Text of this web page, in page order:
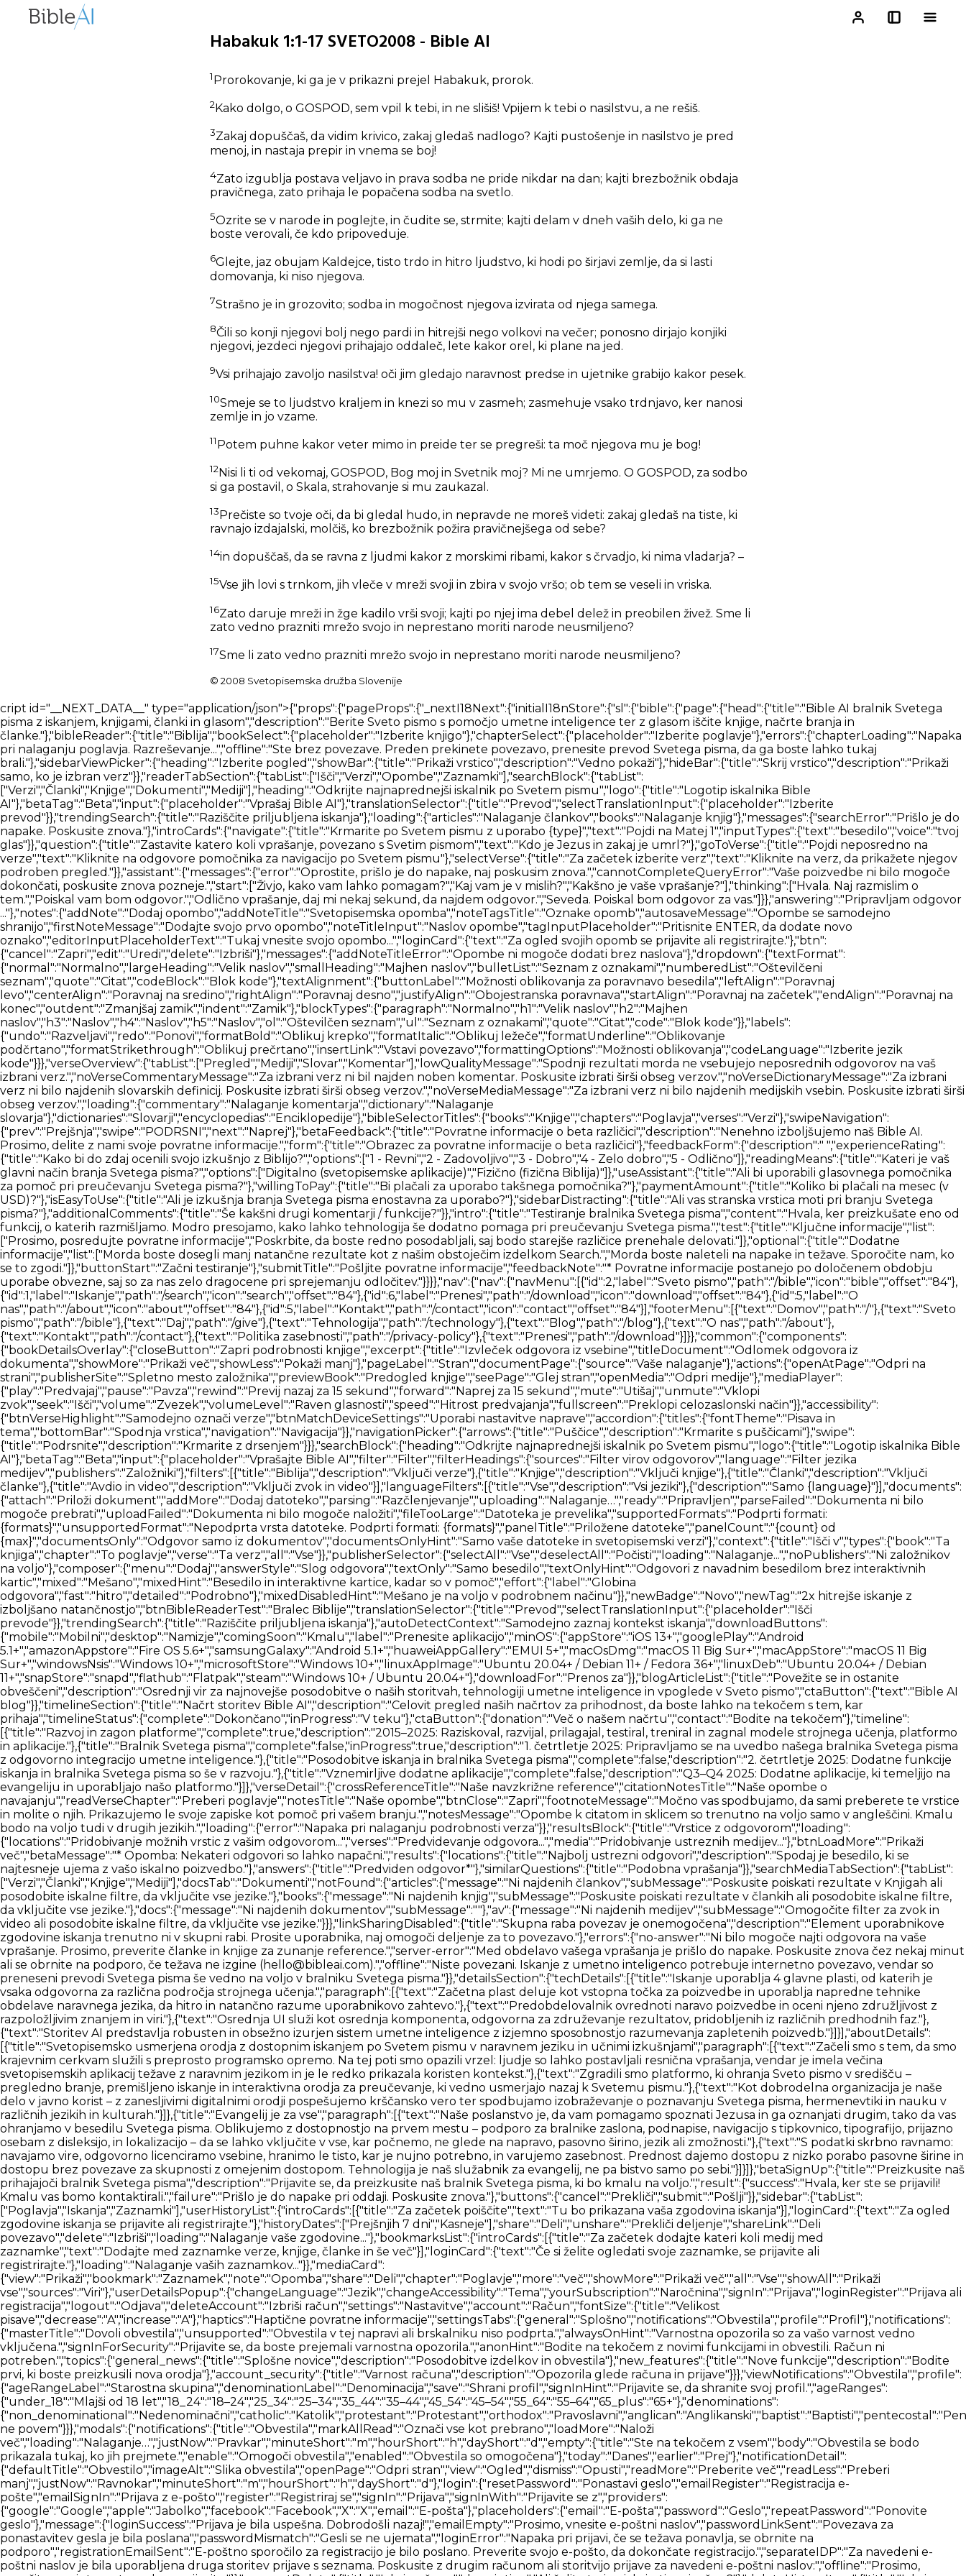
Habakuk 1:1-17 SVETO2008 - Bible AI
1Prorokovanje, ki ga je v prikazni prejel Habakuk, prorok.
2 Kako dolgo, o GOSPOD, sem vpil k tebi, in ne slišiš! Vpijem k tebi o nasilstvu, a ne rešiš.
3Zakaj dopuščaš, da vidim krivico, zakaj gledaš nadlogo? Kajti pustošenje in nasilstvo je pred
menoj, in nastaja prepir in vnema se boj!
4Zato izgublja postava veljavo in prava sodba ne pride nikdar na dan; kajti brezbožnik obdaja
pravičnega, zato prihaja le popačena sodba na svetlo.
5Ozrite se v narode in poglejte, in čudite se, strmite; kajti delam v dneh vaših delo, ki ga ne
boste verovali, če kdo pripoveduje.
6Glejte, jaz obujam Kaldejce, tisto trdo in hitro ljudstvo, ki hodi po širjavi zemlje, da si lasti
domovanja, ki niso njegova.
7Strašno je in grozovito; sodba in mogočnost njegova izvirata od njega samega.
8Čili so konji njegovi bolj nego pardi in hitrejši nego volkovi na večer; ponosno dirjajo konjiki
njegovi, jezdeci njegovi prihajajo oddaleč, lete kakor orel, ki plane na jed.
9Vsi prihajajo zavoljo nasilstva! oči jim gledajo naravnost predse in ujetnike grabijo kakor pesek.
10Smeje se to ljudstvo kraljem in knezi so mu v zasmeh; zasmehuje vsako trdnjavo, ker nanosi
zemlje in jo vzame.
11 Potem puhne kakor veter mimo in preide ter se pregreši: ta moč njegova mu je bog!
12Nisi li ti od vekomaj, GOSPOD, Bog moj in Svetnik moj? Mi ne umrjemo. O GOSPOD, za sodbo
si ga postavil, o Skala, strahovanje si mu zaukazal.
13Prečiste so tvoje oči, da bi gledal hudo, in nepravde ne moreš videti: zakaj gledaš na tiste, ki
ravnajo izdajalski, molčiš, ko brezbožnik požira pravičnejšega od sebe?
14in dopuščaš, da se ravna z ljudmi kakor z morskimi ribami, kakor s črvadjo, ki nima vladarja? –
15Vse jih lovi s trnkom, jih vleče v mreži svoji in zbira v svojo vršo; ob tem se veseli in vriska.
16Zato daruje mreži in žge kadilo vrši svoji; kajti po njej ima debel delež in preobilen živež. Sme li
zato vedno prazniti mrežo svojo in neprestano moriti narode neusmiljeno?
17Sme li zato vedno prazniti mrežo svojo in neprestano moriti narode neusmiljeno?
© 2008 Svetopisemska družba Slovenije
cript id="__NEXT_DATA__" type="application/json">{"props":{"pageProps":{"_nextI18Next":{"initialI18nStore":{"sl":{"bible":{"page":{"head":{"title":"Bible AI bralnik Svetega pisma z iskanjem, knjigami, članki in glasom","description":"Berite Sveto pismo s pomočjo umetne inteligence ter z glasom iščite knjige, načrte branja in članke."},"bibleReader":{"title":"Biblija","bookSelect":{"placeholder":"Izberite knjigo"},"chapterSelect":{"placeholder":"Izberite poglavje"},"errors":{"chapterLoading":"Napaka pri nalaganju poglavja. Razreševanje...","offline":"Ste brez povezave. Preden prekinete povezavo, prenesite prevod Svetega pisma, da ga boste lahko tukaj brali."},"sidebarViewPicker":{"heading":"Izberite pogled","showBar":{"title":"Prikaži vrstico","description":"Vedno pokaži"},"hideBar":{"title":"Skrij vrstico","description":"Prikaži samo, ko je izbran verz"}},"readerTabSection":{"tabList":["Išči","Verzi","Opombe","Zaznamki"],"searchBlock":{"tabList":["Verzi","Članki","Knjige","Dokumenti","Mediji"],"heading":"Odkrijte najnaprednejši iskalnik po Svetem pismu","logo":{"title":"Logotip iskalnika Bible AI"},"betaTag":"Beta","input":{"placeholder":"Vprašaj Bible AI"},"translationSelector":{"title":"Prevod","selectTranslationInput":{"placeholder":"Izberite prevod"}},"trendingSearch":{"title":"Raziščite priljubljena iskanja"},"loading":{"articles":"Nalaganje člankov","books":"Nalaganje knjig"},"messages":{"searchError":"Prišlo je do napake. Poskusite znova."},"introCards":{"navigate":{"title":"Krmarite po Svetem pismu z uporabo {type}","text":"Pojdi na Matej 1","inputTypes":{"text":"besedilo","voice":"tvoj glas"}},"question":{"title":"Zastavite katero koli vprašanje, povezano s Svetim pismom","text":"Kdo je Jezus in zakaj je umrl?"},"goToVerse":{"title":"Pojdi neposredno na verze","text":"Kliknite na odgovore pomočnika za navigacijo po Svetem pismu"},"selectVerse":{"title":"Za začetek izberite verz","text":"Kliknite na verz, da prikažete njegov podroben pregled."}},"assistant":{"messages":{"error":"Oprostite, prišlo je do napake, naj poskusim znova.","cannotCompleteQueryError":"Vaše poizvedbe ni bilo mogoče dokončati, poskusite znova pozneje.","start":["Živjo, kako vam lahko pomagam?","Kaj vam je v mislih?","Kakšno je vaše vprašanje?"],"thinking":["Hvala. Naj razmislim o tem.","Poiskal vam bom odgovor.","Odlično vprašanje, daj mi nekaj sekund, da najdem odgovor.","Seveda. Poiskal bom odgovor za vas."]}},"answering":"Pripravljam odgovor ..."},"notes":{"addNote":"Dodaj opombo","addNoteTitle":"Svetopisemska opomba","noteTagsTitle":"Oznake opomb","autosaveMessage":"Opombe se samodejno shranijo","firstNoteMessage":"Dodajte svojo prvo opombo","noteTitleInput":"Naslov opombe","tagInputPlaceholder":"Pritisnite ENTER, da dodate novo oznako","editorInputPlaceholderText":"Tukaj vnesite svojo opombo...","loginCard":{"text":"Za ogled svojih opomb se prijavite ali registrirajte."},"btn":{"cancel":"Zapri","edit":"Uredi","delete":"Izbriši"},"messages":{"addNoteTitleError":"Opombe ni mogoče dodati brez naslova"},"dropdown":{"textFormat":{"normal":"Normalno","largeHeading":"Velik naslov","smallHeading":"Majhen naslov","bulletList":"Seznam z oznakami","numberedList":"Oštevilčeni seznam","quote":"Citat","codeBlock":"Blok kode"},"textAlignment":{"buttonLabel":"Možnosti oblikovanja za poravnavo besedila","leftAlign":"Poravnaj levo","centerAlign":"Poravnaj na sredino","rightAlign":"Poravnaj desno","justifyAlign":"Obojestranska poravnava","startAlign":"Poravnaj na začetek","endAlign":"Poravnaj na konec","outdent":"Zmanjšaj zamik","indent":"Zamik"},"blockTypes":{"paragraph":"Normalno","h1":"Velik naslov","h2":"Majhen naslov","h3":"Naslov","h4":"Naslov","h5":"Naslov","ol":"Oštevilčen seznam","ul":"Seznam z oznakami","quote":"Citat","code":"Blok kode"}},"labels":{"undo":"Razveljavi","redo":"Ponovi","formatBold":"Oblikuj krepko","formatItalic":"Oblikuj ležeče","formatUnderline":"Oblikovanje podčrtano","formatStrikethrough":"Oblikuj prečrtano","insertLink":"Vstavi povezavo","formattingOptions":"Možnosti oblikovanja","codeLanguage":"Izberite jezik kode"}}},"verseOverview":{"tabList":["Pregled","Mediji","Slovar","Komentar"],"lowQualityMessage":"Spodnji rezultati morda ne vsebujejo neposrednih odgovorov na vaš izbrani verz.","noVerseCommentaryMessage":"Za izbrani verz ni bil najden noben komentar. Poskusite izbrati širši obseg verzov.","noVerseDictionaryMessage":"Za izbrani verz ni bilo najdenih slovarskih definicij. Poskusite izbrati širši obseg verzov.","noVerseMediaMessage":"Za izbrani verz ni bilo najdenih medijskih vsebin. Poskusite izbrati širši obseg verzov.","loading":{"commentary":"Nalaganje komentarja","dictionary":"Nalaganje slovarja"},"dictionaries":"Slovarji","encyclopedias":"Enciklopedije"},"bibleSelectorTitles":{"books":"Knjige","chapters":"Poglavja","verses":"Verzi"},"swipeNavigation":{"prev":"Prejšnja","swipe":"PODRSNI","next":"Naprej"},"betaFeedback":{"title":"Povratne informacije o beta različici","description":"Nenehno izboljšujemo naš Bible AI. Prosimo, delite z nami svoje povratne informacije.","form":{"title":"Obrazec za povratne informacije o beta različici"},"feedbackForm":{"description":" ","experienceRating":{"title":"Kako bi do zdaj ocenili svojo izkušnjo z Biblijo?","options":["1 - Revni","2 - Zadovoljivo","3 - Dobro","4 - Zelo dobro","5 - Odlično"]},"readingMeans":{"title":"Kateri je vaš glavni način branja Svetega pisma?","options":["Digitalno (svetopisemske aplikacije)","Fizično (fizična Biblija)"]},"useAssistant":{"title":"Ali bi uporabili glasovnega pomočnika za pomoč pri preučevanju Svetega pisma?"},"willingToPay":{"title":"Bi plačali za uporabo takšnega pomočnika?"},"paymentAmount":{"title":"Koliko bi plačali na mesec (v USD)?"},"isEasyToUse":{"title":"Ali je izkušnja branja Svetega pisma enostavna za uporabo?"},"sidebarDistracting":{"title":"Ali vas stranska vrstica moti pri branju Svetega pisma?"},"additionalComments":{"title":"Še kakšni drugi komentarji / funkcije?"}},"intro":{"title":"Testiranje bralnika Svetega pisma","content":"Hvala, ker preizkušate eno od funkcij, o katerih razmišljamo. Modro presojamo, kako lahko tehnologija še dodatno pomaga pri preučevanju Svetega pisma.","test":{"title":"Ključne informacije","list":["Prosimo, posredujte povratne informacije","Poskrbite, da boste redno posodabljali, saj bodo starejše različice prenehale delovati."]},"optional":{"title":"Dodatne informacije","list":["Morda boste dosegli manj natančne rezultate kot z našim obstoječim izdelkom Search.","Morda boste naleteli na napake in težave. Sporočite nam, ko se to zgodi."]},"buttonStart":"Začni testiranje"},"submitTitle":"Pošljite povratne informacije","feedbackNote":"* Povratne informacije postanejo po določenem obdobju uporabe obvezne, saj so za nas zelo dragocene pri sprejemanju odločitev."}}}},"nav":{"nav":{"navMenu":[{"id":2,"label":"Sveto pismo","path":"/bible","icon":"bible","offset":"84"},{"id":1,"label":"Iskanje","path":"/search","icon":"search","offset":"84"},{"id":6,"label":"Prenesi","path":"/download","icon":"download","offset":"84"},{"id":5,"label":"O nas","path":"/about","icon":"about","offset":"84"},{"id":5,"label":"Kontakt","path":"/contact","icon":"contact","offset":"84"}],"footerMenu":[{"text":"Domov","path":"/"},{"text":"Sveto pismo","path":"/bible"},{"text":"Daj","path":"/give"},{"text":"Tehnologija","path":"/technology"},{"text":"Blog","path":"/blog"},{"text":"O nas","path":"/about"},{"text":"Kontakt","path":"/contact"},{"text":"Politika zasebnosti","path":"/privacy-policy"},{"text":"Prenesi","path":"/download"}]}},"common":{"components":{"bookDetailsOverlay":{"closeButton":"Zapri podrobnosti knjige","excerpt":{"title":"Izvleček odgovora iz vsebine","titleDocument":"Odlomek odgovora iz dokumenta","showMore":"Prikaži več","showLess":"Pokaži manj"},"pageLabel":"Stran","documentPage":{"source":"Vaše nalaganje"},"actions":{"openAtPage":"Odpri na strani","publisherSite":"Spletno mesto založnika","previewBook":"Predogled knjige","seePage":"Glej stran","openMedia":"Odpri medije"},"mediaPlayer":{"play":"Predvajaj","pause":"Pavza","rewind":"Previj nazaj za 15 sekund","forward":"Naprej za 15 sekund","mute":"Utišaj","unmute":"Vklopi zvok","seek":"Išči","volume":"Zvezek","volumeLevel":"Raven glasnosti","speed":"Hitrost predvajanja","fullscreen":"Preklopi celozaslonski način"}},"accessibility":{"btnVerseHighlight":"Samodejno označi verze","btnMatchDeviceSettings":"Uporabi nastavitve naprave","accordion":{"titles":{"fontTheme":"Pisava in tema","bottomBar":"Spodnja vrstica","navigation":"Navigacija"}},"navigationPicker":{"arrows":{"title":"Puščice","description":"Krmarite s puščicami"},"swipe":{"title":"Podrsnite","description":"Krmarite z drsenjem"}}},"searchBlock":{"heading":"Odkrijte najnaprednejši iskalnik po Svetem pismu","logo":{"title":"Logotip iskalnika Bible AI"},"betaTag":"Beta","input":{"placeholder":"Vprašajte Bible AI","filter":"Filter","filterHeadings":{"sources":"Filter virov odgovorov","language":"Filter jezika medijev","publishers":"Založniki"},"filters":[{"title":"Biblija","description":"Vključi verze"},{"title":"Knjige","description":"Vključi knjige"},{"title":"Članki","description":"Vključi članke"},{"title":"Avdio in video","description":"Vključi zvok in video"}],"languageFilters":[{"title":"Vse","description":"Vsi jeziki"},{"description":"Samo {language}"}],"documents":{"attach":"Priloži dokument","addMore":"Dodaj datoteko","parsing":"Razčlenjevanje","uploading":"Nalaganje…","ready":"Pripravljen","parseFailed":"Dokumenta ni bilo mogoče prebrati","uploadFailed":"Dokumenta ni bilo mogoče naložiti","fileTooLarge":"Datoteka je prevelika","supportedFormats":"Podprti formati: {formats}","unsupportedFormat":"Nepodprta vrsta datoteke. Podprti formati: {formats}","panelTitle":"Priložene datoteke","panelCount":"{count} od {max}","documentsOnly":"Odgovor samo iz dokumentov","documentsOnlyHint":"Samo vaše datoteke in svetopisemski verzi"},"context":{"title":"Išči v","types":{"book":"Ta knjiga","chapter":"T